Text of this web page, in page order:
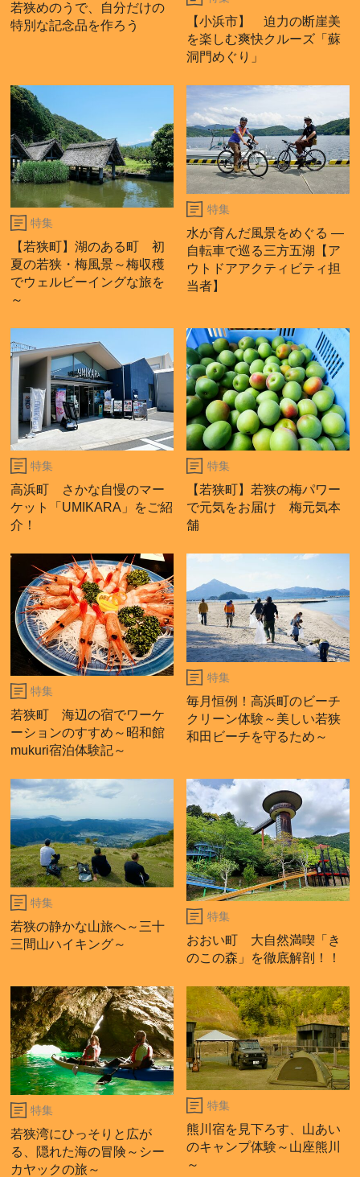
若狭めのうで、自分だけの
特別な記念品を作ろう
【小浜市】 迫力の断崖美
を楽しむ爽快クルーズ「蘇
洞門めぐり」
特集
【若狭町】湖のある町 初
夏の若狭・梅風景～梅収穫
でウェルビーイングな旅を
～
特集
水が育んだ風景をめぐる ―
自転車で巡る三方五湖【ア
ウトドアアクティビティ担
当者】
特集
高浜町 さかな自慢のマー
ケット「UMIKARA」をご紹
介！
特集
【若狭町】若狭の梅パワー
で元気をお届け 梅元気本
舗
特集
若狭町 海辺の宿でワーケ
ーションのすすめ～昭和館
mukuri宿泊体験記～
特集
毎月恒例！高浜町のビーチ
クリーン体験～美しい若狭
和田ビーチを守るため～
特集
若狭の静かな山旅へ～三十
三間山ハイキング～
特集
おおい町 大自然満喫「き
のこの森」を徹底解剖！！
特集
若狭湾にひっそりと広が
る、隠れた海の冒険～シー
カヤックの旅～
特集
熊川宿を見下ろす、山あい
のキャンプ体験～山座熊川
～